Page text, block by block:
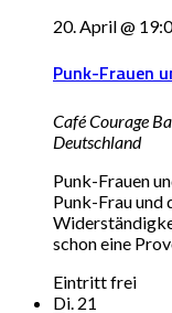
20. April @
Punk-Frauen
Café Courage
Deutschland
Punk-Frauen
Punk-Frau und
schon eine
Eintritt frei
Di. 21